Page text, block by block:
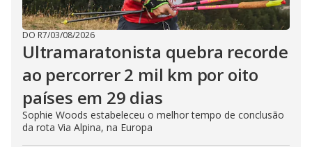
DO R7/03/08/2026
Ultramaratonista quebra recorde
ao percorrer 2 mil km por oito
países em 29 dias
Sophie Woods estabeleceu o melhor tempo de conclusão
da rota Via Alpina, na Europa